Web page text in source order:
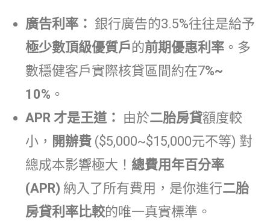
廣告利率： 銀行廣告的3.5%往往是給予
極少數頂級優質戶的前期優惠利率 。多
數穩健客戶實際核貸區間約在7%~
10% 。
APR 才是王道： 由於二胎房貸額度較
小， 開辦費 ($5,000~$15,000元不等) 對
總成本影響極大！ 總費用年百分率
(APR) 納入了所有費用，是你進行二胎
房貸利率比較的唯一真實標準。